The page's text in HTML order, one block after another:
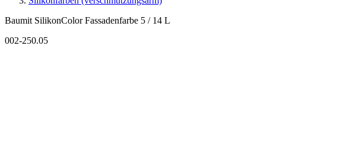
Baumit SilikonColor Fassadenfarbe 5 / 14 L
002-250.05